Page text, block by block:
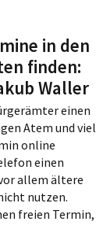
– Zustand
und
der
in den
finden:
Waller
einen
Atem und viel
online
einen
allem ältere
nutzen.
freien Termin,